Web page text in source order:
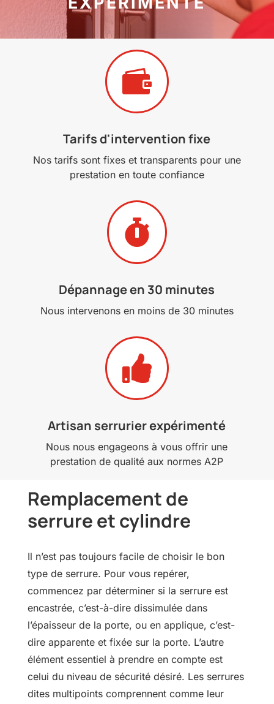

Tarifs d'intervention fixe
Nos tarifs sont fixes et transparents pour une
prestation en toute confiance

Dépannage en 30 minutes
Nous intervenons en moins de 30 minutes

Artisan serrurier expérimenté
Nous nous engageons à vous offrir une
prestation de qualité aux normes A2P
Remplacement de
serrure et cylindre
Il n’est pas toujours facile de choisir le bon
type de serrure. Pour vous repérer,
commencez par déterminer si la serrure est
encastrée, c’est-à-dire dissimulée dans
l’épaisseur de la porte, ou en applique, c’est-
dire apparente et fixée sur la porte. L’autre
élément essentiel à prendre en compte est
celui du niveau de sécurité désiré. Les serrures
dites multipoints comprennent comme leur